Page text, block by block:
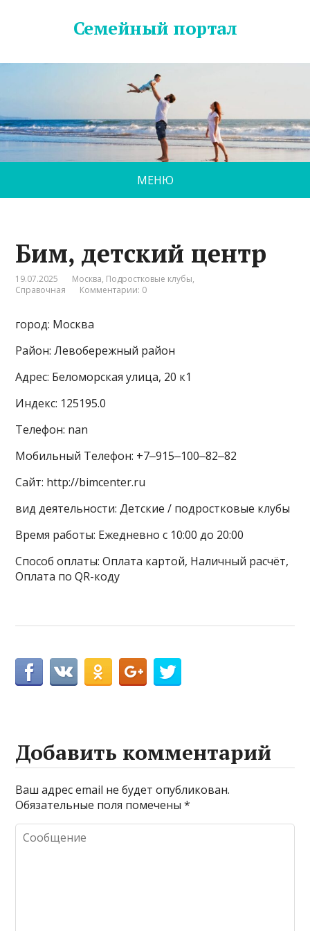
Семейный портал
МЕНЮ
Бим, детский центр
19.07.2025 Москва, Подростковые клубы,
Справочная
Комментарии: 0
город: Москва
Район: Левобережный район
Адрес: Беломорская улица, 20 к1
Индекс: 125195.0
Телефон: nan
Мобильный Телефон: +7‒915‒100‒82‒82
Сайт: http://bimcenter.ru
вид деятельности: Детские / подростковые клубы
Время работы: Ежедневно с 10:00 до 20:00
Способ оплаты: Оплата картой, Наличный расчёт,
Оплата по QR-коду
Добавить комментарий
Ваш адрес email не будет опубликован.
Обязательные поля помечены*